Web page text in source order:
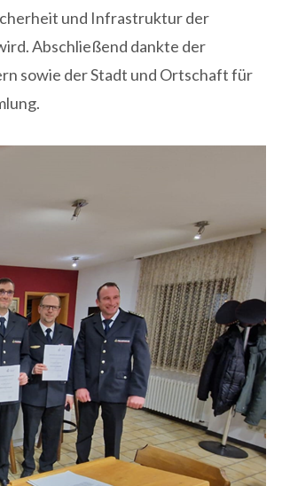
und Infrastruktur der
Abschließend dankte der
sowie der Stadt und Ortschaft für